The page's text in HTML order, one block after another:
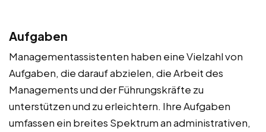
Aufgaben
Managementassistenten haben eine Vielzahl von
Aufgaben, die darauf abzielen, die Arbeit des
Managements und der Führungskräfte zu
unterstützen und zu erleichtern. Ihre Aufgaben
umfassen ein breites Spektrum an administrativen,